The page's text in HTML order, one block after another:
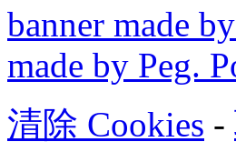
banner made
made by Peg.
清除 Cookies -